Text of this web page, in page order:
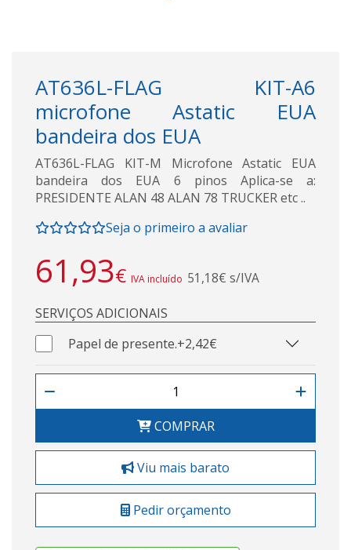
AT636L-FLAG KIT-A6
microfone Astatic EUA
bandeira dos EUA
AT636L-FLAG KIT-M Microfone Astatic EUA
bandeira dos EUA 6 pinos Aplica-se a:
PRESIDENTE ALAN 48 ALAN 78 TRUCKER etc ..
Seja o primeiro a avaliar
61,93€ IVA incluído 51,18€ s/IVA
SERVIÇOS ADICIONAIS
Papel de presente.+2,42€
COMPRAR
Viu mais barato
Pedir orçamento